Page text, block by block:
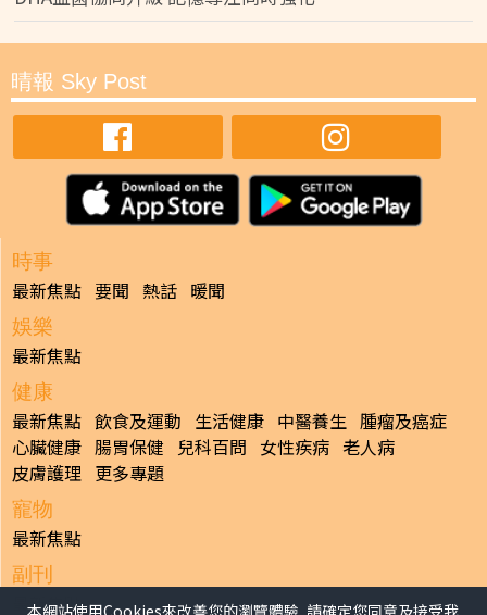
晴報 Sky Post
時事
最新焦點 要聞 熱話 暖聞
娛樂
最新焦點
健康
最新焦點 飲食及運動 生活健康 中醫養生 腫瘤及癌症
心臟健康 腸胃保健 兒科百問 女性疾病 老人病
皮膚護理 更多專題
寵物
最新焦點
副刊
最新焦點
本網站使用Cookies來改善您的瀏覽體驗, 請確定您同意及接受我